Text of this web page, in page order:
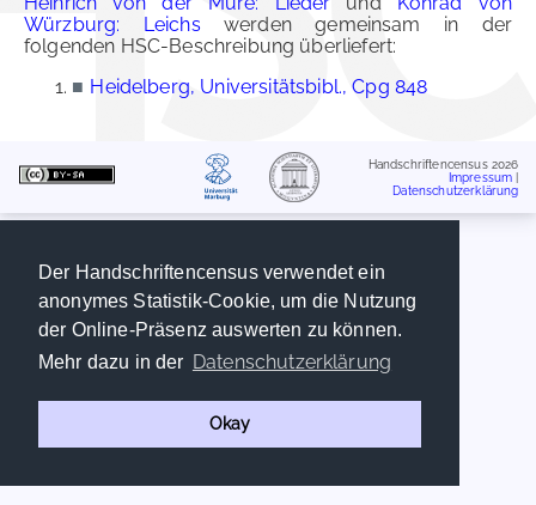
Der Handschriftencensus verwendet ein
anonymes Statistik-Cookie, um die Nutzung
der Online-Präsenz auswerten zu können.
Mehr dazu in der Datenschutzerklärung
Okay
Würzburg: Leichs werden gemeinsam in der
folgenden HSC-Beschreibung überliefert:
■ Heidelberg, Universitätsbibl., Cpg 848
Handschriftencensus 2026
Impressum
Datenschutzerklärung